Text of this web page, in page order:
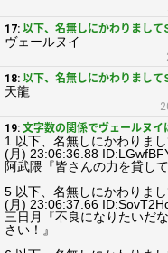
17: 以下、名無しにかわりまし
ヴェールヌイ
18: 以下、名無しにかわりまし
天龍
19: 文字数の関係でヴェールヌ
1 以下、名無しにかわりま
(月) 23:06:36.88
阿武隈『皆さんの力を貸し
5 以下、名無しにかわりま
(月) 23:06:37.66
三日月『不良になりたいだ
さい！』